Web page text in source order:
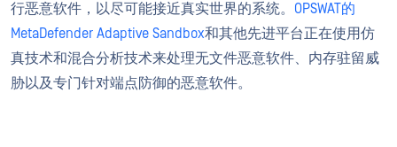
行恶意软件，以尽可能接近真实世界的系统。 OPSWAT的
MetaDefender Adaptive Sandbox和其他先进平台正在使用仿
真技术和混合分析技术来处理无文件恶意软件、内存驻留威
胁以及专门针对端点防御的恶意软件。